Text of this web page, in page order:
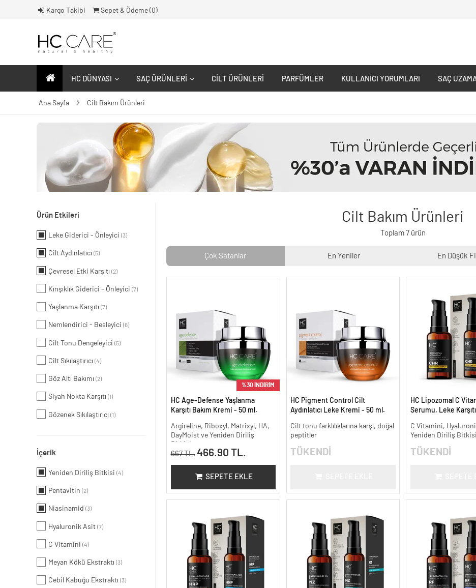
Kargo Takibi Sepet & Ödeme ( 0)
HC DÜNYASI SAÇ ÜRÜNLERI CILT ÜRÜNLERI PARFÜMLER KULLANICI YORUMLARI SAÇ
Ana Sayfa Cilt Bakım Ürünleri
Ürün Etkileri
Leke Giderici - Önleyici (3)
Cilt Aydınlatıcı (5)
Çevresel Etki Karşıtı (2)
Kırışıklık Giderici - Önleyici (7)
Yaşlanma Karşıtı (7)
Nemlendirici - Besleyici (6)
Cilt Tonu Dengeleyici (5)
Cilt Sıkılaştırıcı (4)
Göz Altı Bakımı (2)
Siyah Nokta Karşıtı (1)
Gözenek Sıkılaştırıcı (1)
İçerik
Yeniden Diriliş Bitkisi (4)
Pentavitin (2)
Niasinamid (3)
Hyaluronik Asit (7)
C Vitamini (4)
Meyan Kökü Ekstraktı (3)
Cebil Kabuğu Ekstraktı (3)
Cilt Bakım Ürünleri
Toplam 7 ürün
Çok Satanlar En Yeniler En Düşük
%30 İNDİRİM
HC Age-Defense Yaşlanma
Karşıtı Bakım Kremi - 50 ml.
Argireline, Riboxyl, Matrixyl, HA,
DayMoist ve Yeniden Diriliş
667 TL. 466.90 TL.
SEPETE EKLE
HC Pigment Control Cilt
Aydınlatıcı Leke Kremi - 50 ml.
Cilt tonu farklılıklarına karşı, doğal
peptitler
TÜKENDİ
HC Lipozomal C
Serumu, Leke
C Vitamini,
Yeniden Diriliş
TÜKENDİ